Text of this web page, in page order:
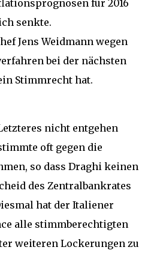
für 2016
senkte.
Jens Weidmann wegen
bei der nächsten
Stimmrecht hat.
nicht entgehen
oft gegen die
so dass Draghi keinen
des Zentralbankrates
hat der Italiener
alle stimmberechtigten
weiteren Lockerungen zu